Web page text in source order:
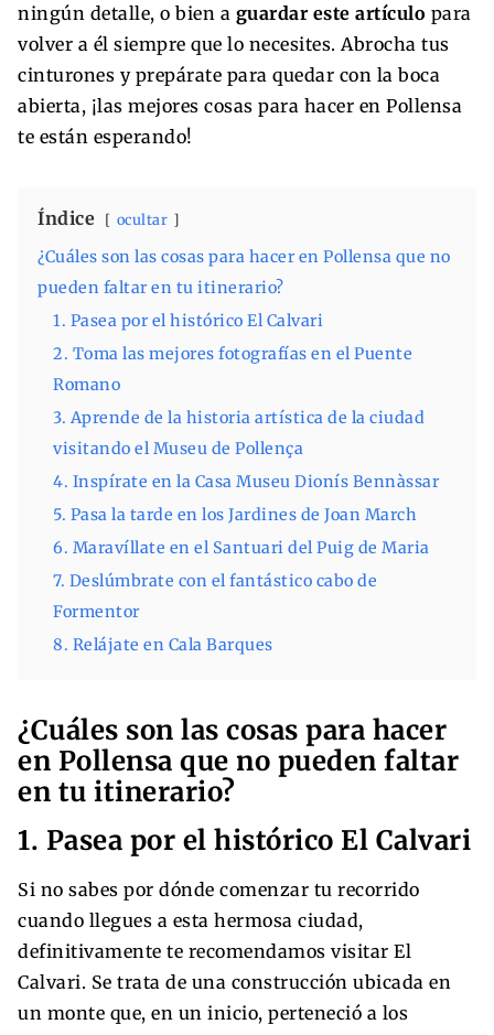
ningún detalle, o bien a guardar este artículo para
volver a él siempre que lo necesites. Abrocha tus
cinturones y prepárate para quedar con la boca
abierta, ¡las mejores cosas para hacer en Pollensa
te están esperando!
Índice ocultar
¿Cuáles son las cosas para hacer en Pollensa que no
pueden faltar en tu itinerario?
1. Pasea por el histórico El Calvari
2. Toma las mejores fotografías en el Puente
Romano
3. Aprende de la historia artística de la ciudad
visitando el Museu de Pollença
4. Inspírate en la Casa Museu Dionís Bennàssar
5. Pasa la tarde en los Jardines de Joan March
6. Maravíllate en el Santuari del Puig de Maria
7. Deslúmbrate con el fantástico cabo de
Formentor
8. Relájate en Cala Barques
¿Cuáles son las cosas para hacer
en Pollensa que no pueden faltar
en tu itinerario?
1. Pasea por el histórico El Calvari
Si no sabes por dónde comenzar tu recorrido
cuando llegues a esta hermosa ciudad,
definitivamente te recomendamos visitar El
Calvari. Se trata de una construcción ubicada en
un monte que, en un inicio, perteneció a los